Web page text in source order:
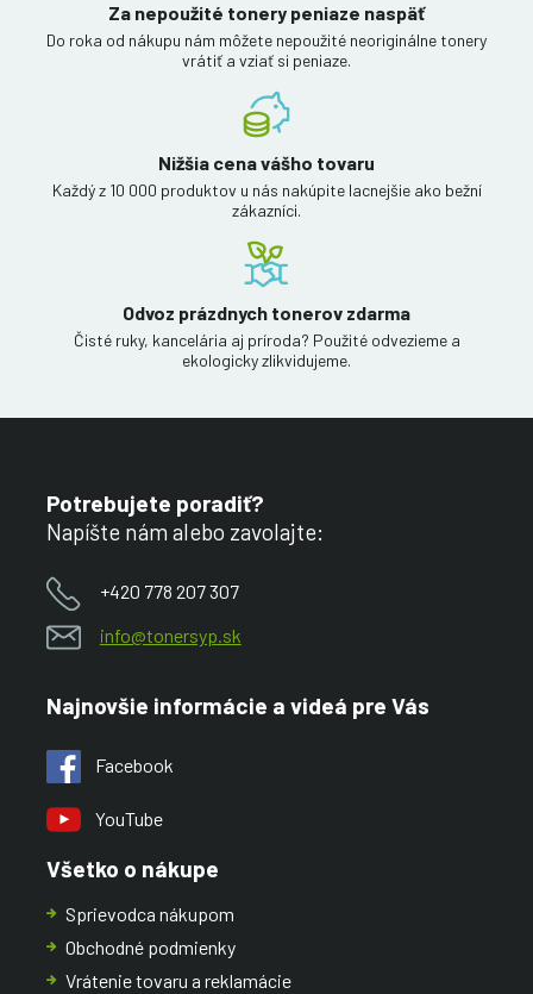
Za nepoužité tonery peniaze naspäť
Do roka od nákupu nám môžete nepoužité neoriginálne tonery
vrátiť a vziať si peniaze.
Nižšia cena vášho tovaru
Každý z 10 000 produktov u nás nakúpite lacnejšie ako bežní
zákazníci.
Odvoz prázdnych tonerov zdarma
Čisté ruky, kancelária aj príroda? Použité odvezieme a
ekologicky zlikvidujeme.
Potrebujete poradiť?
Napíšte nám alebo zavolajte:
+420 778 207 307
info@tonersyp.sk
Najnovšie informácie a videá pre Vás
Facebook
YouTube
Všetko o nákupe
Sprievodca nákupom
Obchodné podmienky
Vrátenie tovaru a reklamácie